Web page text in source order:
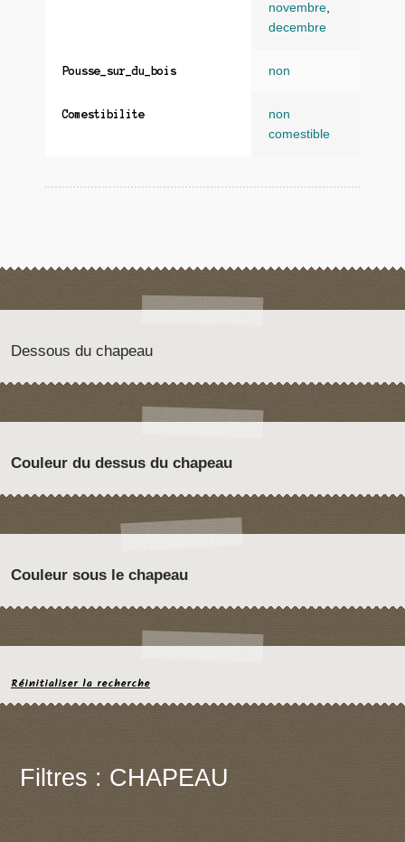
novembre,
decembre
Pousse_sur_du_bois non
Comestibilite
non
comestible
Dessous du chapeau
Couleur du dessus du chapeau
Couleur sous le chapeau
Réinitialiser la recherche
Filtres : CHAPEAU